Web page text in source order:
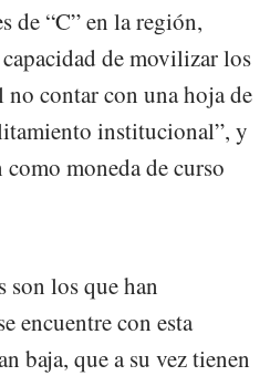
de “C” en la región,
de movilizar los
no contar con una hoja de
institucional”, y
moneda de curso
son los que han
encuentre con esta
baja, que a su vez tienen